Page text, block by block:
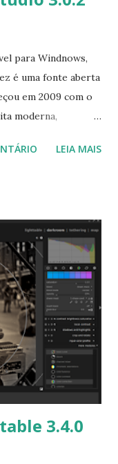
para Windnows,
é uma fonte aberta
em 2009 com o
moderna,
o objetivo de
no texto
para cortar buffer e
como comando
64 bits e pode
mais acesse o
instalar no Ubuntu,
add-apt-
LEIA MAIS
3.4.0